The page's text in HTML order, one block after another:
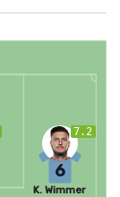
7.2
6
K. Wimmer